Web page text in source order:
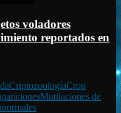
voladores
reportados en
CriptozoologíaCrop
Mutilaciones de